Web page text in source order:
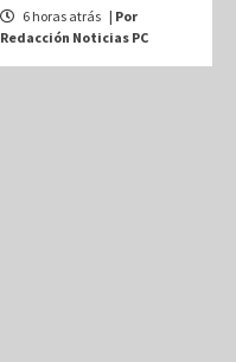
6 horas atrás | Por
Redacción Noticias PC